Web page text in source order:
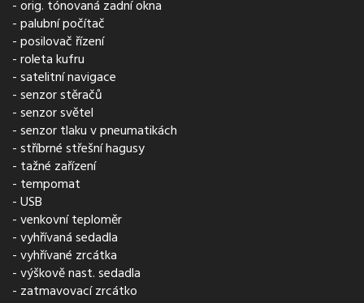
orig. tónovaná zadní okna
palubní počítač
posilovač řízení
roleta kufru
satelitní navigace
senzor stěračů
senzor světel
senzor tlaku v pneumatikách
stříbrné střešní hagusy
tažné zařízení
tempomat
USB
venkovní teploměr
vyhřívaná sedadla
vyhřívané zrcátka
výškově nast. sedadla
zatmavovací zrcátko